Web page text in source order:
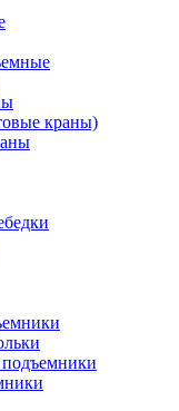
краны)
подъемники